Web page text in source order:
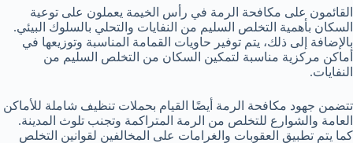
القائمون على مكافحة الرمة في رأس الخيمة يعملون على توعية
السكان بأهمية التخلص السليم من النفايات والتحلي بالسلوك البيئي.
بالإضافة إلى ذلك، يتم توفير حاويات القمامة المناسبة وتوزيعها في
أماكن مركزية مناسبة لتمكين السكان من التخلص السليم من
النفايات.
تتضمن جهود مكافحة الرمة أيضًا القيام بحملات تنظيف شاملة للأماكن
العامة والشوارع للتخلص من الرمة المتراكمة وتجنب تلوث المدينة.
كما يتم تطبيق العقوبات والغرامات على المخالفين لقوانين التخلص